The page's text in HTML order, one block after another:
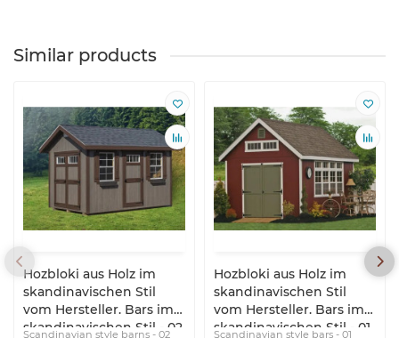
Similar products
Hozbloki aus Holz im
skandinavischen Stil
vom Hersteller. Bars im
skandinavischen Stil - 02
Scandinavian style barns - 02
Hozbloki aus Holz im
skandinavischen Stil
vom Hersteller. Bars im
skandinavischen Stil - 01
Scandinavian style bars - 01